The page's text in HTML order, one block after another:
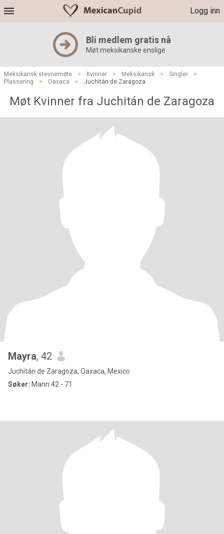
Logg inn
Bli medlem gratis nå
Møt meksikanske enslige
Meksikansk stevnemøte > Kvinner > Meksikansk > Singler
>
Plassering
> Oaxaca > Juchitán de Zaragoza
Møt Kvinner fra Juchitán de Zaragoza
Mayra, 42
Juchitán de Zaragoza, Oaxaca, Mexico
Søker: Mann 42 - 71